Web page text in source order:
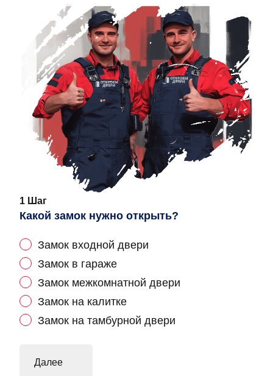
1 Шаг
Какой замок нужно открыть?
Замок входной двери
Замок в гараже
Замок межкомнатной двери
Замок на калитке
Замок на тамбурной двери